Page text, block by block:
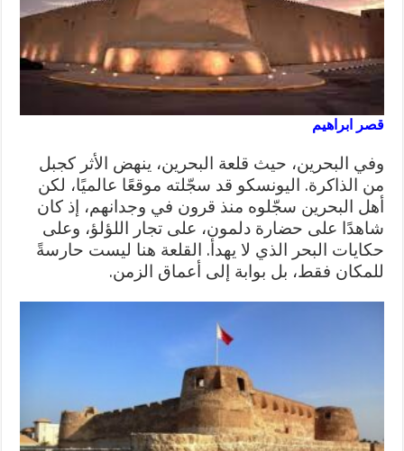
قصر ابراهيم
وفي البحرين، حيث قلعة البحرين، ينهض الأثر كجبل
من الذاكرة. اليونسكو قد سجّلته موقعًا عالميًا، لكن
أهل البحرين سجّلوه منذ قرون في وجدانهم، إذ كان
شاهدًا على حضارة دلمون، على تجار اللؤلؤ، وعلى
حكايات البحر الذي لا يهدأ. القلعة هنا ليست حارسةً
للمكان فقط، بل بوابة إلى أعماق الزمن.